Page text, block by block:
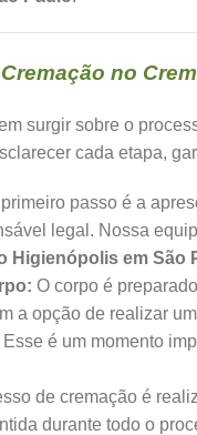
no
surgir sobre o
cada etapa,
passo é a
legal. Nossa
Higienópolis em São
O corpo é
a opção de realizar
é um momento
de cremação é
durante todo o